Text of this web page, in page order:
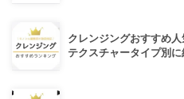
クレンジングおすすめ
テクスチャータイプ別に